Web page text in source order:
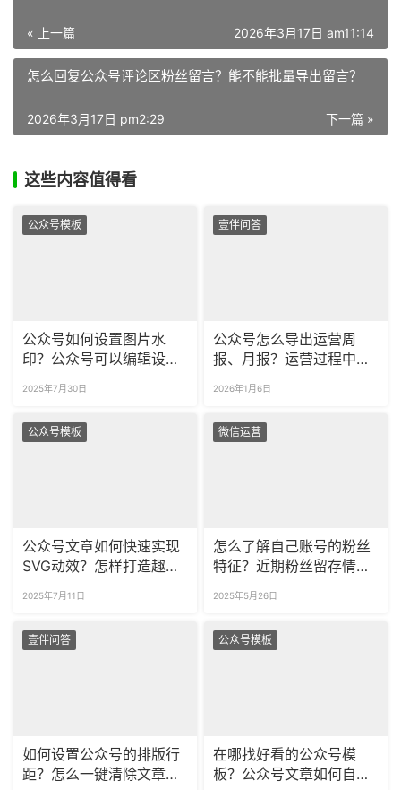
« 上一篇 2026年3月17日 am11:14
怎么回复公众号评论区粉丝留言？能不能批量导出留言？
下一篇 »
2026年3月17日 pm2:29
这些内容值得看
公众号模板
公众号如何设置图片水
印？公众号可以编辑设计
2025年7月30日
壹伴问答
公众号怎么导出运营周
报、月报？运营过程中哪
2026年1月6日
公众号模板
公众号文章如何快速实现
SVG动效？怎样打造趣味
2025年7月11日
微信运营
怎么了解自己账号的粉丝
特征？近期粉丝留存情况
2025年5月26日
壹伴问答
如何设置公众号的排版行
距？怎么一键清除文章里
公众号模板
在哪找好看的公众号模
板？公众号文章如何自动